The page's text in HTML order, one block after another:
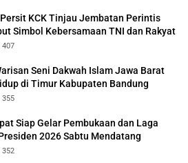
KCK Tinjau Jembatan Perintis
Simbol Kebersamaan TNI dan Rakyat
407
Seni Dakwah Islam Jawa Barat
di Timur Kabupaten Bandung
355
Siap Gelar Pembukaan dan Laga
2026 Sabtu Mendatang
352